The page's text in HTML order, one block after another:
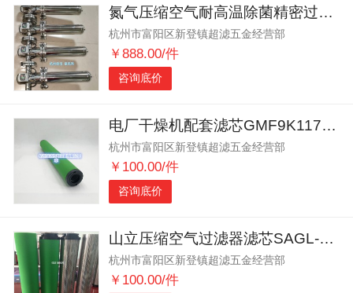
氮气压缩空气耐高温除菌精密过滤 气体除菌过滤器
杭州市富阳区新登镇超滤五金经营部
￥888.00/件
咨询底价
电厂干燥机配套滤芯GMF9K11790 GMF7KN1790
杭州市富阳区新登镇超滤五金经营部
￥100.00/件
咨询底价
山立压缩空气过滤器滤芯SAGL-80HC SAGL-80HT
杭州市富阳区新登镇超滤五金经营部
￥100.00/件